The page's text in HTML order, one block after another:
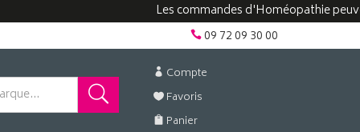
Les commandes d'Homéopathie peuvent
09 72 09 30 00
Compte
Favoris
Panier